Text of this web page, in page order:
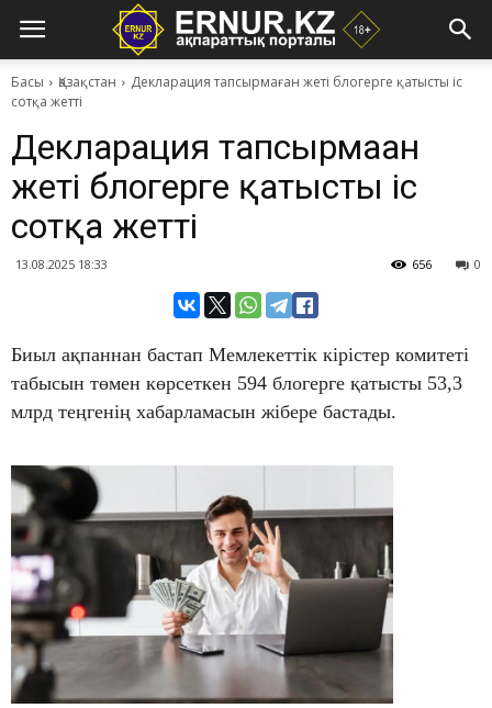
Басы Қазақстан
​Декларация тапсырмаған жеті блогерге қатысты іс
сотқа жетті
​Декларация тапсырмаған
жеті блогерге қатысты іс
сотқа жетті
13.08.2025 18:33 0
656
Биыл ақпаннан бастап Мемлекеттік кірістер комитеті
табысын төмен көрсеткен 594 блогерге қатысты 53,3
млрд теңгенің хабарламасын жібере бастады.